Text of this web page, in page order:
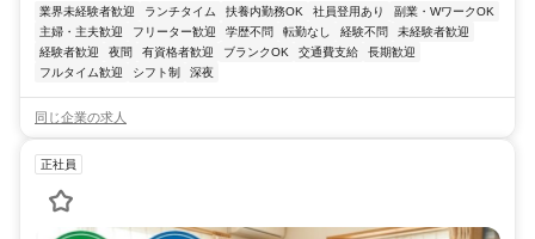
業界未経験者歓迎 ランチタイム 扶養内勤務OK 社員登用あり
副業・WワークOK
主婦・主夫歓迎
フリーター歓迎 学歴不問 転勤なし 経験不問
未経験者歓迎
経験者歓迎
夜間 有資格者歓迎 ブランクOK 交通費支給
長期歓迎
フルタイム歓迎
シフト制 深夜
同じ企業の求人
正社員